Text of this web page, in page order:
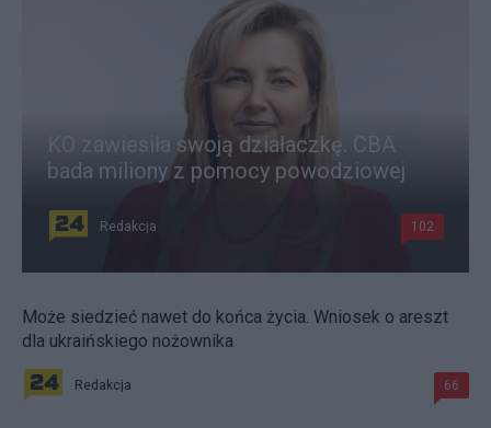
KO zawiesiła swoją działaczkę. CBA
bada miliony z pomocy powodziowej
Redakcja 102
Może siedzieć nawet do końca życia. Wniosek o areszt
dla ukraińskiego nożownika
Redakcja 66